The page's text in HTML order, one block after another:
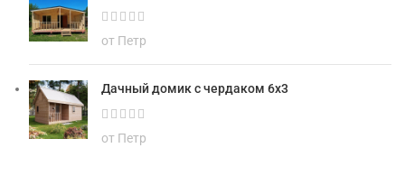
от Петр
Дачный домик с чердаком 6х3
от Петр